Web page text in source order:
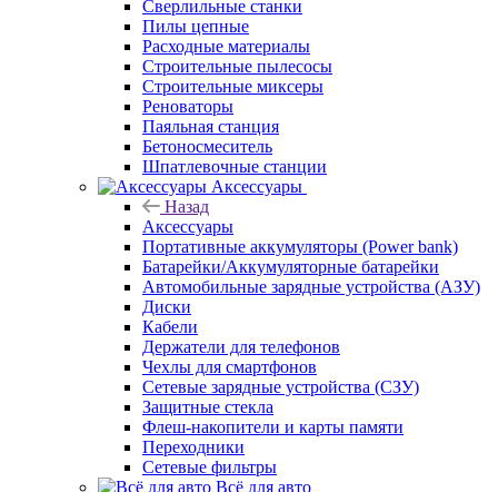
Сверлильные станки
Пилы цепные
Расходные материалы
Строительные пылесосы
Строительные миксеры
Реноваторы
Паяльная станция
Бетоносмеситель
Шпатлевочные станции
Аксессуары
Назад
Аксессуары
Портативные аккумуляторы (Power bank)
Батарейки/Аккумуляторные батарейки
Автомобильные зарядные устройства (АЗУ)
Диски
Кабели
Держатели для телефонов
Чехлы для смартфонов
Сетевые зарядные устройства (СЗУ)
Защитные стекла
Флеш-накопители и карты памяти
Переходники
Сетевые фильтры
Всё для авто